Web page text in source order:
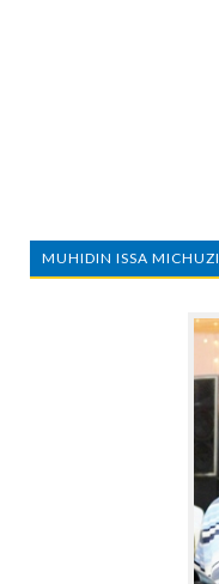
MUHIDIN ISSA MICHUZI